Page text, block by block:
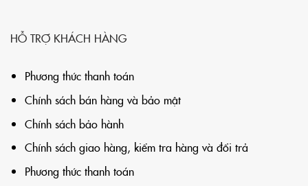
HỖ TRỢ KHÁCH HÀNG
Phương thức thanh toán
Chính sách bán hàng và bảo mật
Chính sách bảo hành
Chính sách giao hàng, kiểm tra hàng và đổi trả
Phương thức thanh toán